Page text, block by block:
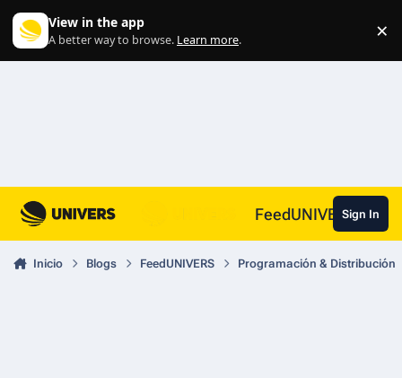
View in the app
A better way to browse. Learn more. ×
FeedUNIVERSSign In
Inicio Blogs FeedUNIVERS Programación & Distribución